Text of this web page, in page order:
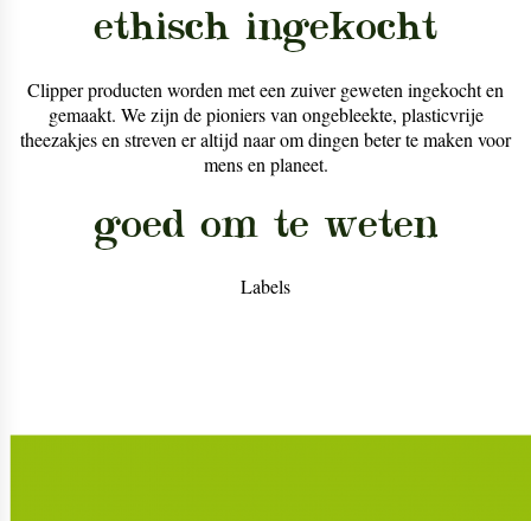
ethisch ingekocht
Clipper producten worden met een zuiver geweten ingekocht en
gemaakt. We zijn de pioniers van ongebleekte, plasticvrije
theezakjes en streven er altijd naar om dingen beter te maken voor
mens en planeet.
goed om te weten
Labels